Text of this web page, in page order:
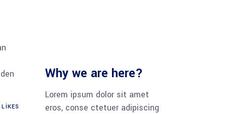
LIKES
Why we are here?
Lorem ipsum dolor sit amet
eros, conse ctetuer adipiscing